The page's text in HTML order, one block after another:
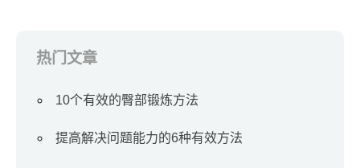
热门文章
10个有效的臀部锻炼方法
提高解决问题能力的6种有效方法